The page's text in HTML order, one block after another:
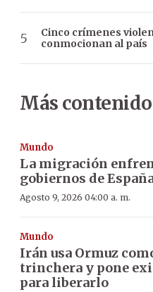
Cinco crímenes
conmocionan al país
Más
Mundo
La migración
gobiernos de
Agosto 9, 2026 04:00 a. m.
Mundo
Irán usa Ormuz
trinchera y pone
para liberarlo